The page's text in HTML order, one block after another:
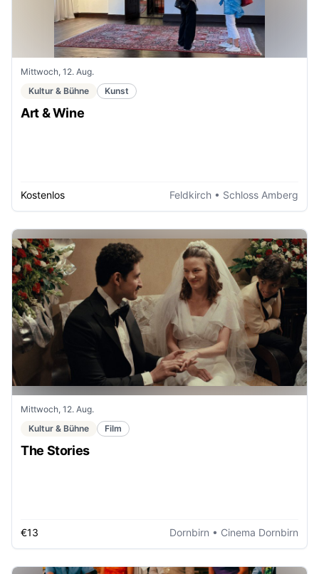
Mittwoch, 12. Aug.
Kultur & Bühne
Kunst
Art & Wine
Kostenlos Feldkirch • Schloss Amberg
Mittwoch, 12. Aug.
Kultur & Bühne
Film
The Stories
€13 Dornbirn • Cinema Dornbirn